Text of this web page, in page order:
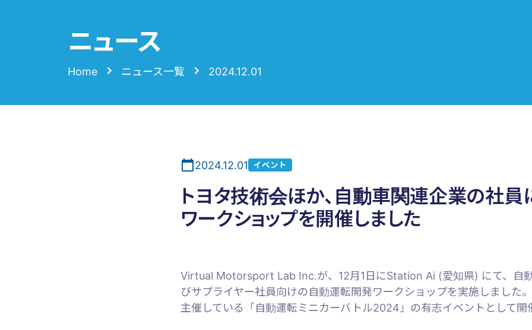
ニュース
Home ニュース一覧 2024.12.01
2024.12.01 イベント
トヨタ技術会ほか、自動車関連企業の社員
ワークショップを開催しました
Virtual Motorsport Lab Inc.が、12月1日にStation Ai (愛知県) にて、自
びサプライヤー社員向けの自動運転開発ワークショップを実施しました
主催している「自動運転ミニカーバトル2024」の有志イベントとして開